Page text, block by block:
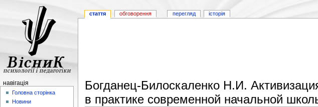
Богданец-Билоскаленко Н.И.
в практике современной начальной
стаття обговорення перегляд історія
навігація
Головна сторінка
Новини